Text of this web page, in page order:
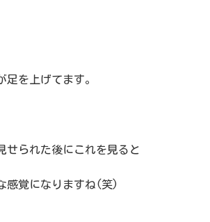
足を上げてます。
せられた後にこれを見ると
感覚になりますね(笑)